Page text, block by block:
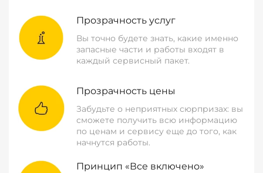
Прозрачность услуг
Вы точно будете знать, какие именно
запасные части и работы входят в
каждый сервисный пакет.
Прозрачность цены
Забудьте о неприятных сюрпризах: вы
сможете получить всю информацию
по ценам и сервису еще до того, как
начнутся работы.
Принцип «Все включено»